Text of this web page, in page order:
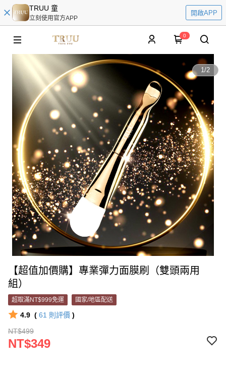
TRUU 童
立刻使用官方APP
開啟APP
0
1/2
【超值加價購】專業彈力面膜刷（雙頭兩用
組）
超取滿NT$999免運 國家/地區配送
4.9 ( 61 則評價 )
NT$499
NT$349